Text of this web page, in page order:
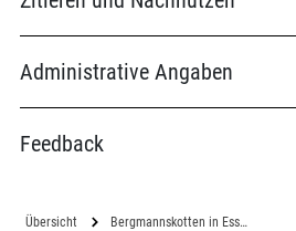
Administrative Angaben
Feedback
Übersicht Bergmannskotten in Essen